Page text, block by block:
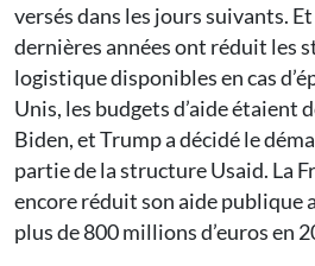
versés dans les jours suivants.
dernières années ont réduit les
logistique disponibles en cas
Unis, les budgets d’aide étaient
Biden, et Trump a décidé le
partie de la structure Usaid. La
encore réduit son aide publique
plus de 800 millions d’euros en